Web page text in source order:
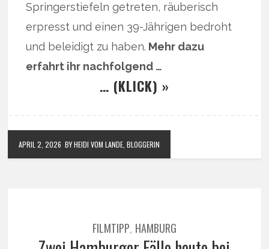
Springerstiefeln getreten, räuberisch
erpresst und einen 39-Jährigen bedroht
und beleidigt zu haben. Mehr dazu
erfahrt ihr nachfolgend …
… (KLICK) »
APRIL 2, 2026 BY HEIDI VOM LANDE, BLOGGERIN
FILMTIPP, HAMBURG